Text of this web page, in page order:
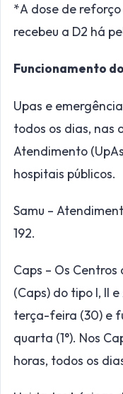
*A dose de
recebeu a D2 há
Funcionamento
Upas e
todos os dias, nas
Atendimento
hospitais públicos.
Samu –
192.
Caps – Os
(Caps) do tipo I, II
terça-feira (30) e
quarta (1°). Nos
horas, todos os